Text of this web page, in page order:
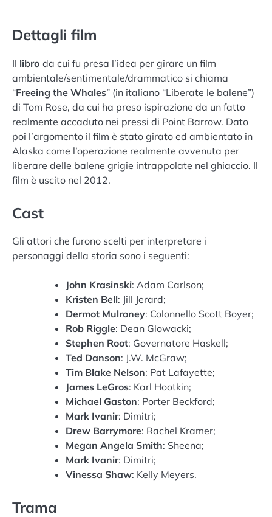
Dettagli film
Il libro da cui fu presa l’idea per girare un film
ambientale/sentimentale/drammatico si chiama
“Freeing the Whales” (in italiano “Liberate le balene”)
di Tom Rose, da cui ha preso ispirazione da un fatto
realmente accaduto nei pressi di Point Barrow. Dato
poi l’argomento il film è stato girato ed ambientato in
Alaska come l’operazione realmente avvenuta per
liberare delle balene grigie intrappolate nel ghiaccio. Il
film è uscito nel 2012.
Cast
Gli attori che furono scelti per interpretare i
personaggi della storia sono i seguenti:
John Krasinski: Adam Carlson;
Kristen Bell: Jill Jerard;
Dermot Mulroney: Colonnello Scott Boyer;
Rob Riggle: Dean Glowacki;
Stephen Root: Governatore Haskell;
Ted Danson: J.W. McGraw;
Tim Blake Nelson: Pat Lafayette;
James LeGros: Karl Hootkin;
Michael Gaston: Porter Beckford;
Mark Ivanir: Dimitri;
Drew Barrymore: Rachel Kramer;
Megan Angela Smith: Sheena;
Mark Ivanir: Dimitri;
Vinessa Shaw: Kelly Meyers.
Trama